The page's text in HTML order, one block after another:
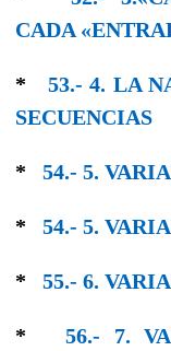
CADA
* 53.- 4. LA
SECUENCIAS
* 54.- 5.
* 54.- 5.
* 55.- 6.
*56.- 7.